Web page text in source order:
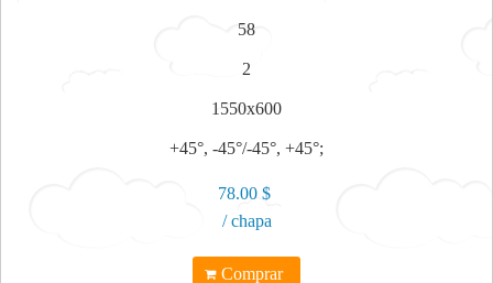
58
2
1550x600
+45°, -45°/-45°, +45°;
78.00 $
/ chapa
Comprar